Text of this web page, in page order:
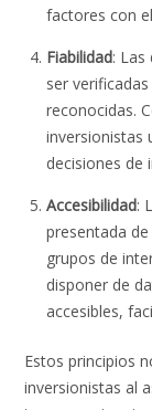
factores con
Fiabilidad: Las
ser
reconocidas.
inversionistas
decisiones de
Accesibilidad:
presentada
grupos de
disponer de
accesibles,
Estos principios
inversionistas al